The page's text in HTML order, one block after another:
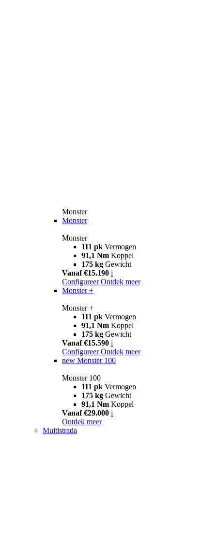
Monster
Monster
Monster
111 pk Vermogen
91,1 Nm Koppel
175 kg Gewicht
Vanaf €15.190 i
Configureer Ontdek meer
Monster +
Monster +
111 pk Vermogen
91,1 Nm Koppel
175 kg Gewicht
Vanaf €15.590 i
Configureer Ontdek meer
new Monster 100
Monster 100
111 pk Vermogen
175 kg Gewicht
91,1 Nm Koppel
Vanaf €29.000 i
Ontdek meer
Multistrada